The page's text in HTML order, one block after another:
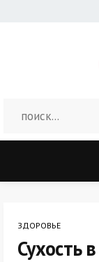
ЗДОРОВЬЕ
Сухость